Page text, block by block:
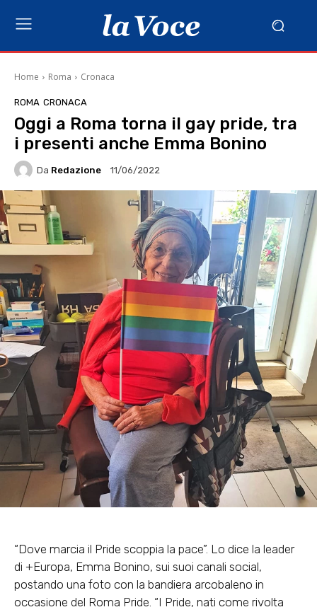
Home Roma Cronaca
ROMA CRONACA
Oggi a Roma torna il gay pride, tra
i presenti anche Emma Bonino
Da Redazione 11/06/2022
“Dove marcia il Pride scoppia la pace”. Lo dice la leader
di +Europa, Emma Bonino, sui suoi canali social,
postando una foto con la bandiera arcobaleno in
occasione del Roma Pride. “I Pride, nati come rivolta